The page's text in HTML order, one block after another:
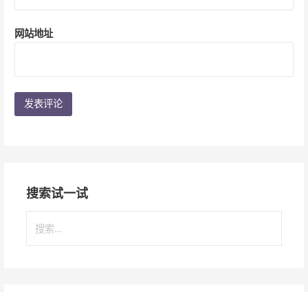
网站地址
搜索试一试
索